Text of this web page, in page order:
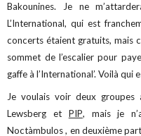
Bakounines. Je ne
L’International, qui est
concerts étaient gratuits, mais
sommet de l’escalier pour
gaffe à l’International’. Voilà qui
Je voulais voir deux groupes
Lewsberg et PIP, mais je
Noctàmbulos , en deuxième